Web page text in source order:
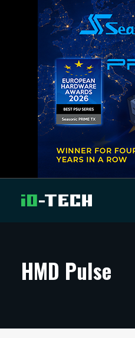
ARTIKKELIT
TECHBBS
HMD Pulse